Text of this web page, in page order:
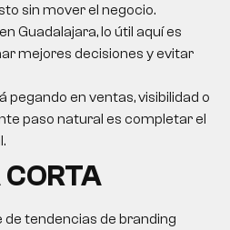
sin mover el negocio.
Guadalajara, lo útil aquí es
mejores decisiones y evitar
pegando en ventas, visibilidad o
paso natural es completar el
CORTA
de tendencias de branding